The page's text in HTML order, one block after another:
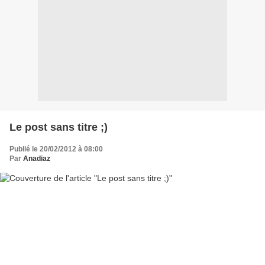
Le post sans titre ;)
Publié le 20/02/2012 à 08:00
Par Anadiaz